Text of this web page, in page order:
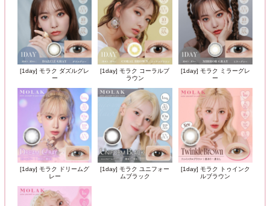
[1day] モラク ダズルグレ
ー
[1day] モラク コーラルブ
ラウン
[1day] モラク ミラーグレ
ー
[1day] モラク ドリームグ
レー
[1day] モラク ユニフォー
ムブラック
[1day] モラク トゥインク
ルブラウン